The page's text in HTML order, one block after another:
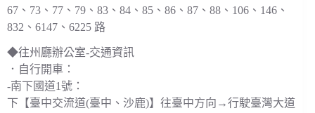
67、73、77、79、83、84、85、86、87、88、106、146、
832、6147、6225 路
◆往州廳辦公室-交通資訊
．自行開車：
-南下國道1號：
下【臺中交流道(臺中、沙鹿)】往臺中方向→行駛臺灣大道